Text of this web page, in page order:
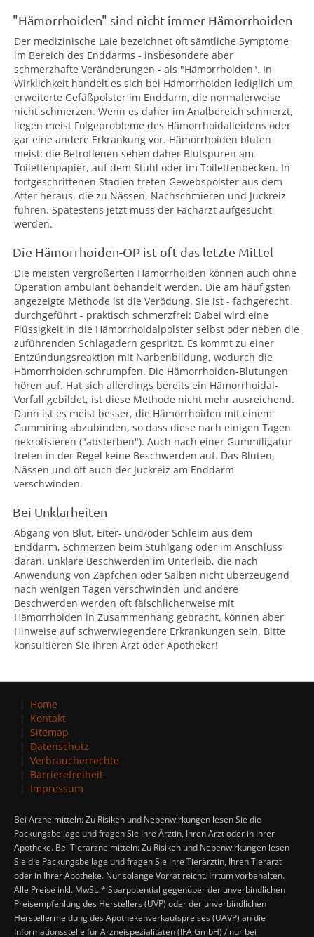
"Hämorrhoiden" sind nicht immer Hämorrhoiden
Der medizinische Laie bezeichnet oft sämtliche Symptome
im Bereich des Enddarms - insbesondere aber
schmerzhafte Veränderungen - als "Hämorrhoiden". In
Wirklichkeit handelt es sich bei Hämorrhoiden lediglich um
erweiterte Gefäßpolster im Enddarm, die normalerweise
nicht schmerzen. Wenn es daher im Analbereich schmerzt,
liegen meist Folgeprobleme des Hämorrhoidalleidens oder
gar eine andere Erkrankung vor. Hämorrhoiden bluten
meist: die Betroffenen sehen daher Blutspuren am
Toilettenpapier, auf dem Stuhl oder im Toilettenbecken. In
fortgeschrittenen Stadien treten Gewebspolster aus dem
After heraus, die zu Nässen, Nachschmieren und Juckreiz
führen. Spätestens jetzt muss der Facharzt aufgesucht
werden.
Die Hämorrhoiden-OP ist oft das letzte Mittel
Die meisten vergrößerten Hämorrhoiden können auch ohne
Operation ambulant behandelt werden. Die am häufigsten
angezeigte Methode ist die Verödung. Sie ist - fachgerecht
durchgeführt - praktisch schmerzfrei: Dabei wird eine
Flüssigkeit in die Hämorrhoidalpolster selbst oder neben die
zuführenden Schlagadern gespritzt. Es kommt zu einer
Entzündungsreaktion mit Narbenbildung, wodurch die
Hämorrhoiden schrumpfen. Die Hämorrhoiden-Blutungen
hören auf. Hat sich allerdings bereits ein Hämorrhoidal-
Vorfall gebildet, ist diese Methode nicht mehr ausreichend.
Dann ist es meist besser, die Hämorrhoiden mit einem
Gummiring abzubinden, so dass diese nach einigen Tagen
nekrotisieren ("absterben"). Auch nach einer Gummiligatur
treten in der Regel keine Beschwerden auf. Das Bluten,
Nässen und oft auch der Juckreiz am Enddarm
verschwinden.
Bei Unklarheiten
Abgang von Blut, Eiter- und/oder Schleim aus dem
Enddarm, Schmerzen beim Stuhlgang oder im Anschluss
daran, unklare Beschwerden im Unterleib, die nach
Anwendung von Zäpfchen oder Salben nicht überzeugend
nach wenigen Tagen verschwinden und andere
Beschwerden werden oft fälschlicherweise mit
Hämorrhoiden in Zusammenhang gebracht, können aber
Hinweise auf schwerwiegendere Erkrankungen sein. Bitte
konsultieren Sie Ihren Arzt oder Apotheker!
Home
Kontakt
Sitemap
Datenschutz
Verbraucherrechte
Barrierefreiheit
Impressum
Bei Arzneimitteln: Zu Risiken und Nebenwirkungen lesen Sie die
Packungsbeilage und fragen Sie Ihre Ärztin, Ihren Arzt oder in Ihrer
Apotheke. Bei Tierarzneimitteln: Zu Risiken und Nebenwirkungen lesen
Sie die Packungsbeilage und fragen Sie Ihre Tierärztin, Ihren Tierarzt
oder in Ihrer Apotheke. Nur solange Vorrat reicht. Irrtum vorbehalten.
Alle Preise inkl. MwSt. * Sparpotential gegenüber der unverbindlichen
Preisempfehlung des Herstellers (UVP) oder der unverbindlichen
Herstellermeldung des Apothekenverkaufspreises (UAVP) an die
Informationsstelle für Arzneispezialitäten (IFA GmbH) / nur bei